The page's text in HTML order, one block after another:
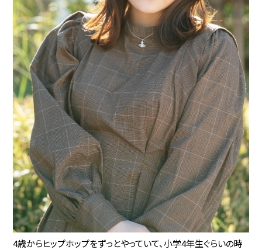
4歳からヒップホップをずっとやっていて、小学4年生ぐらいの時